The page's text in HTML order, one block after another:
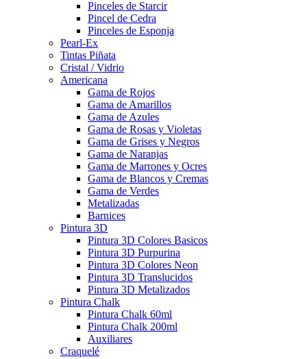
Pinceles de Starcir
Pincel de Cedra
Pinceles de Esponja
Pearl-Ex
Tintas Piñata
Cristal / Vidrio
Americana
Gama de Rojos
Gama de Amarillos
Gama de Azules
Gama de Rosas y Violetas
Gama de Grises y Negros
Gama de Naranjas
Gama de Marrones y Ocres
Gama de Blancos y Cremas
Gama de Verdes
Metalizadas
Barnices
Pintura 3D
Pintura 3D Colores Basicos
Pintura 3D Purpurina
Pintura 3D Colores Neon
Pintura 3D Translucidos
Pintura 3D Metalizados
Pintura Chalk
Pintura Chalk 60ml
Pintura Chalk 200ml
Auxiliares
Craquelé